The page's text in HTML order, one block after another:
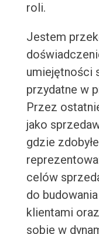
roli.
Jestem
umiejętności
przydatne w
Przez
jako
gdzie
celów
do
klientami
sobie w